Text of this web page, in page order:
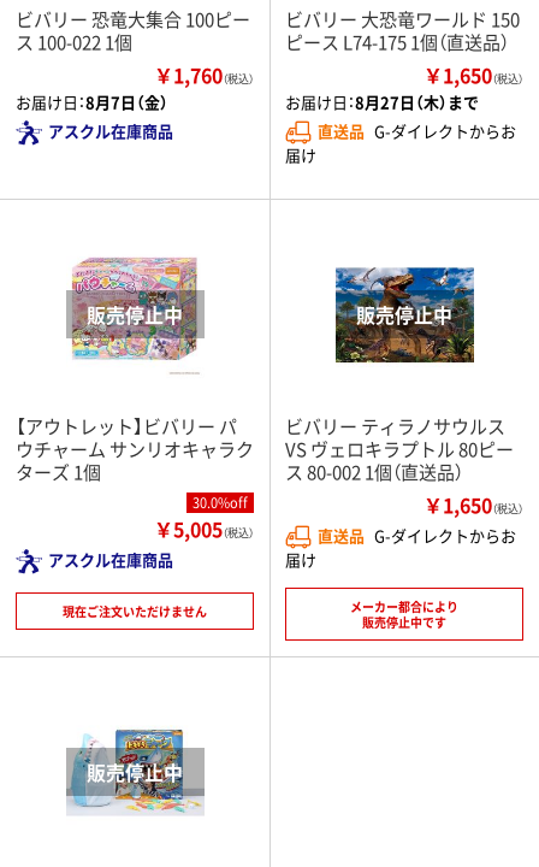
ビバリー 恐竜大集合 100ピー
ス 100-022 1個
￥1,760（税込）
お届け日：8月7日（金）
アスクル在庫商品
ビバリー 大恐竜ワールド 150
ピース L74-175 1個（直送品）
￥1,650（税込）
お届け日：8月27日（木）まで
直送品 G-ダイレクトからお
届け
【アウトレット】ビバリー パ
ウチャーム サンリオキャラク
ターズ 1個
30.0%off
￥5,005（税込）
アスクル在庫商品
現在ご注文いただけません
ビバリー ティラノサウルス
VS ヴェロキラプトル 80ピー
ス 80-002 1個（直送品）
￥1,650（税込）
直送品 G-ダイレクトからお
届け
メーカー都合により
販売停止中です